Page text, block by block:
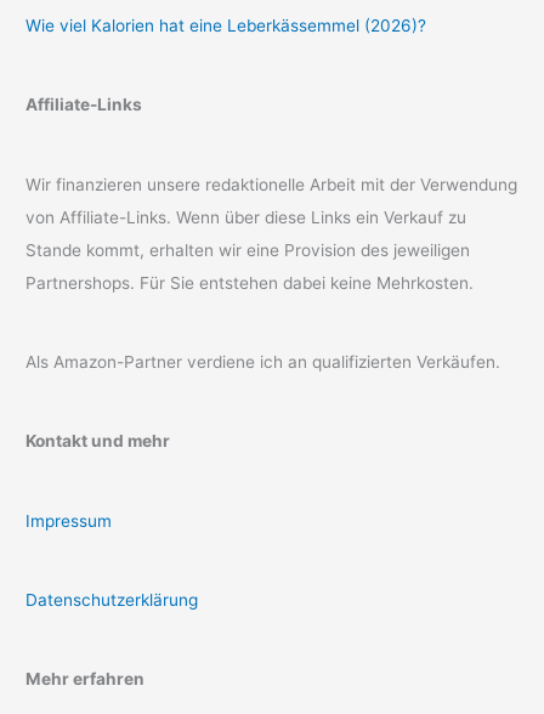
Wie viel Kalorien hat eine Leberkässemmel (2026)?
Affiliate-Links
Wir finanzieren unsere redaktionelle Arbeit mit der Verwendung
von Affiliate-Links. Wenn über diese Links ein Verkauf zu
Stande kommt, erhalten wir eine Provision des jeweiligen
Partnershops. Für Sie entstehen dabei keine Mehrkosten.
Als Amazon-Partner verdiene ich an qualifizierten Verkäufen.
Kontakt und mehr
Impressum
Datenschutzerklärung
Mehr erfahren